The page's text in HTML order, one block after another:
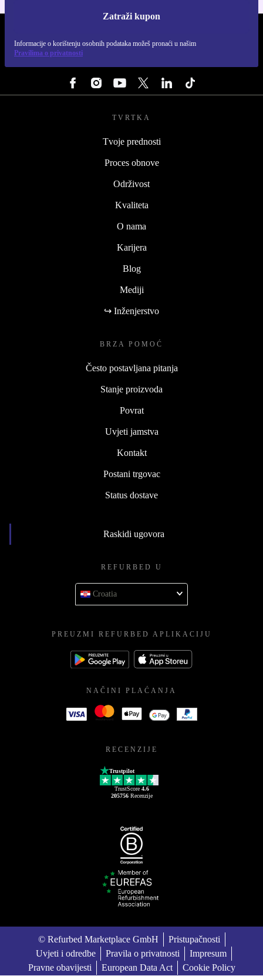
Zatraži kupon
Informacije o korištenju osobnih podataka možeš pronaći u našim
Pravilima o privatnosti
TVRTKA
Tvoje prednosti
Proces obnove
Održivost
Kvaliteta
O nama
Karijera
Blog
Mediji
↪ Inženjerstvo
BRZA POMOĆ
Često postavljana pitanja
Stanje proizvoda
Povrat
Uvjeti jamstva
Kontakt
Postani trgovac
Status dostave
Raskidi ugovora
REFURBED U
Croatia
PREUZMI REFURBED APLIKACIJU
NAČINI PLAĆANJA
RECENZIJE
Trustpilot
TrustScore 4.6
205756Recenzije
© Refurbed Marketplace GmbH
Pristupačnosti
Uvjeti i odredbe
Pravila o privatnosti
Impresum
Pravne obavijesti
European Data Act Cookie Policy